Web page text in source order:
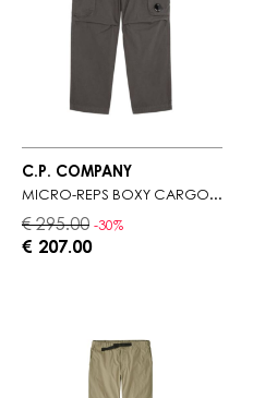
C.P. COMPANY
MICRO-REPS BOXY CARGO LENS PANTS
€ 295.00 -30%
€ 207.00